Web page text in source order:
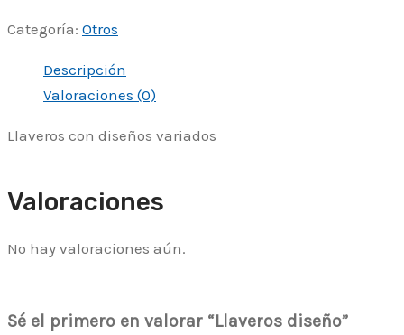
Categoría: Otros
Descripción
Valoraciones (0)
Llaveros con diseños variados
Valoraciones
No hay valoraciones aún.
Sé el primero en valorar “Llaveros diseño”